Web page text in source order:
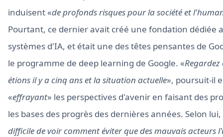
induisent «de profonds risques pour la société et
Pourtant, ce dernier avait créé une fondation dédiée
systèmes d'IA, et était une des têtes pensantes de
le programme de deep learning de Google. «
étions il y a cinq ans et la situation actuelle», poursuit-il
«effrayant» les perspectives d'avenir en faisant des
les bases des progrès des dernières années. Selon lui,
difficile de voir comment éviter que des mauvais acteurs